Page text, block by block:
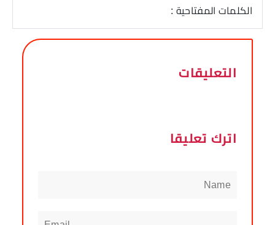
الكلمات المفتاحية :
التعليقات
اترك تعليقا